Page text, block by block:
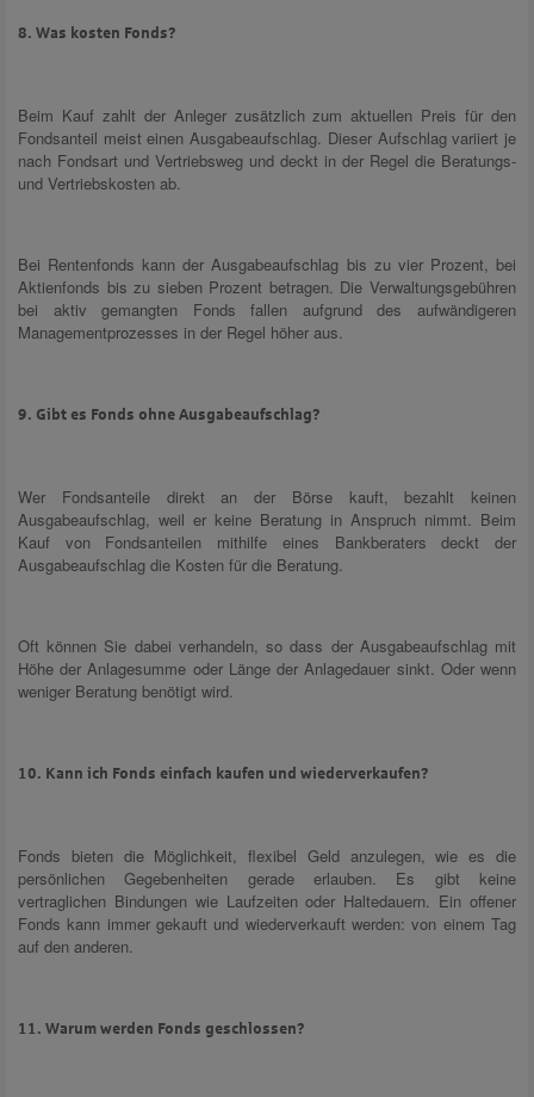
8. Was kosten Fonds?
Beim Kauf zahlt der Anleger zusätzlich zum aktuellen Preis für den
Fondsanteil meist einen Ausgabeaufschlag. Dieser Aufschlag variiert je
nach Fondsart und Vertriebsweg und deckt in der Regel die Beratungs-
und Vertriebskosten ab.
Bei Rentenfonds kann der Ausgabeaufschlag bis zu vier Prozent, bei
Aktienfonds bis zu sieben Prozent betragen. Die Verwaltungsgebühren
bei aktiv gemangten Fonds fallen aufgrund des aufwändigeren
Managementprozesses in der Regel höher aus.
9. Gibt es Fonds ohne Ausgabeaufschlag?
Wer Fondsanteile direkt an der Börse kauft, bezahlt keinen
Ausgabeaufschlag, weil er keine Beratung in Anspruch nimmt. Beim
Kauf von Fondsanteilen mithilfe eines Bankberaters deckt der
Ausgabeaufschlag die Kosten für die Beratung.
Oft können Sie dabei verhandeln, so dass der Ausgabeaufschlag mit
Höhe der Anlagesumme oder Länge der Anlagedauer sinkt. Oder wenn
weniger Beratung benötigt wird.
10. Kann ich Fonds einfach kaufen und wiederverkaufen?
Fonds bieten die Möglichkeit, flexibel Geld anzulegen, wie es die
persönlichen Gegebenheiten gerade erlauben. Es gibt keine
vertraglichen Bindungen wie Laufzeiten oder Haltedauern. Ein offener
Fonds kann immer gekauft und wiederverkauft werden: von einem Tag
auf den anderen.
11. Warum werden Fonds geschlossen?